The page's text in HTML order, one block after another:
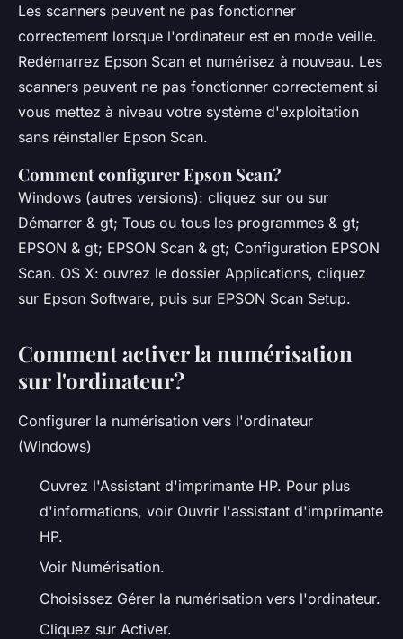
Les scanners peuvent ne pas fonctionner
correctement lorsque l'ordinateur est en mode veille.
Redémarrez Epson Scan et numérisez à nouveau. Les
scanners peuvent ne pas fonctionner correctement si
vous mettez à niveau votre système d'exploitation
sans réinstaller Epson Scan.
Comment configurer Epson Scan?
Windows (autres versions): cliquez sur ou sur
Démarrer & gt; Tous ou tous les programmes & gt;
EPSON & gt; EPSON Scan & gt; Configuration EPSON
Scan. OS X: ouvrez le dossier Applications, cliquez
sur Epson Software, puis sur EPSON Scan Setup.
Comment activer la numérisation
sur l'ordinateur?
Configurer la numérisation vers l'ordinateur
(Windows)
Ouvrez l'Assistant d'imprimante HP. Pour plus
d'informations, voir Ouvrir l'assistant d'imprimante
HP.
Voir Numérisation.
Choisissez Gérer la numérisation vers l'ordinateur.
Cliquez sur Activer.